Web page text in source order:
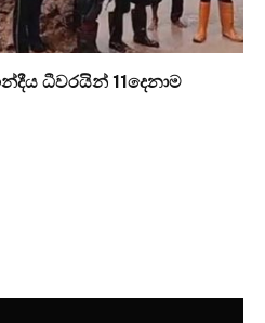
ධීවරයින් 11දෙනාම